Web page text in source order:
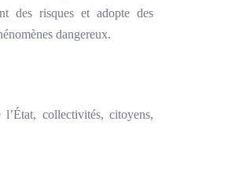
des risques et adopte des
dangereux.
collectivités, citoyens,